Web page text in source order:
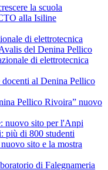
la scuola
alla Isiline
di elettrotecnica
del Denina Pellico
di elettrotecnica
al Denina Pellico
Pellico Rivoira” nuovo
nuovo sito per l'Anpi
più di 800 studenti
sito e la mostra
di Falegnameria